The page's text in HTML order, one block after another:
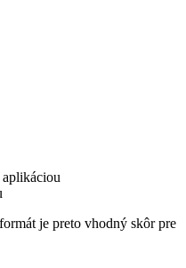
je preto vhodný skôr pre